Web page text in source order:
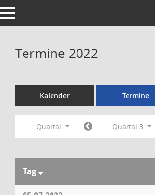
Toggle navigation
Termine 2022
Kalender Termine
Quartal Quartal 3
Tag